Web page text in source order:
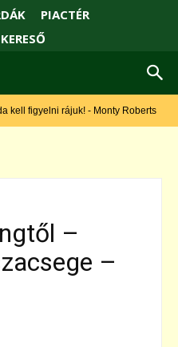
PIACTÉR
figyelni rájuk! - Monty Roberts
–
–